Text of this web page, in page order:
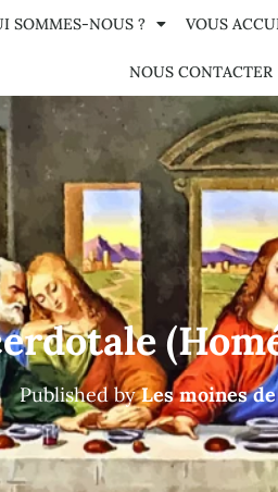
SOMMES-NOUS ? VOUS
NOUS CONTACTER
Published byLes moines